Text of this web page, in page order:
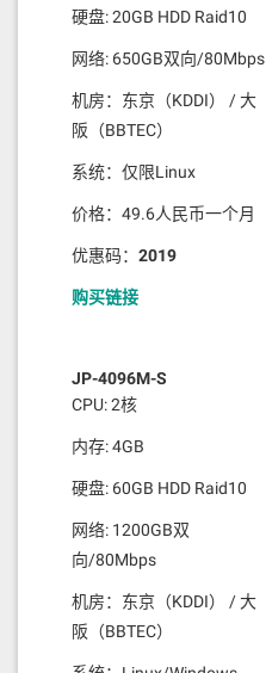
硬盘: 20GB HDD Raid10
网络: 650GB双向/80Mbps
机房：东京（KDDI） / 大
阪（BBTEC）
系统：仅限Linux
价格：49.6人民币一个月
优惠码： 2019
购买链接
JP-4096M-S
CPU: 2核
内存: 4GB
硬盘: 60GB HDD Raid10
网络: 1200GB双
向/80Mbps
机房：东京（KDDI） / 大
阪（BBTEC）